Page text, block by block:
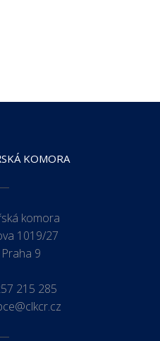
KOMORA
komora
1019/27
9
215 285